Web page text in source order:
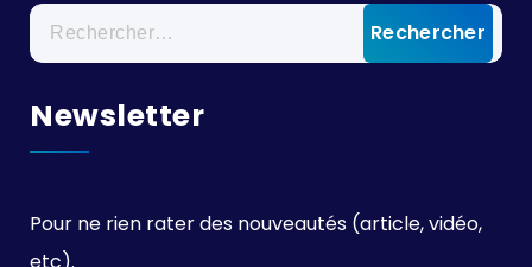
Rechercher :
Newsletter
Pour ne rien rater des nouveautés (article, vidéo,
etc).